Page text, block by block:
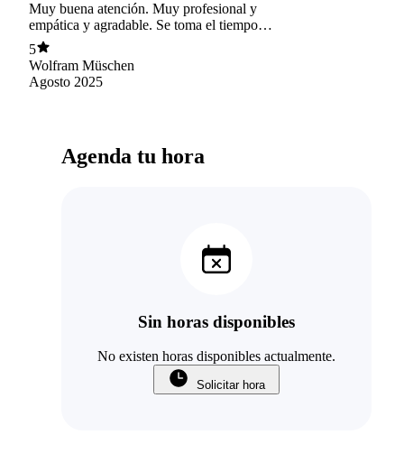
Muy buena atención. Muy profesional y
empática y agradable. Se toma el tiempo
necesario para hacer una correcta evaluación,
diagnóstico y propuesta de trabajo. Muy
recomendable.
5
Wolfram Müschen
Agosto 2025
Agenda tu hora
Sin horas disponibles
No existen horas disponibles actualmente.
Solicitar hora